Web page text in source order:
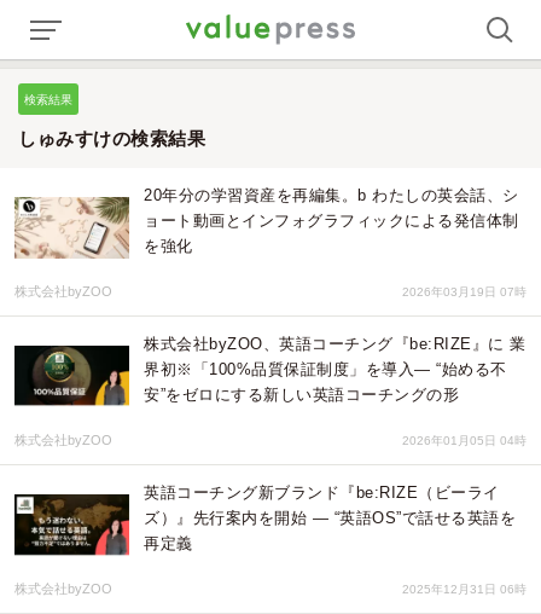
検索結果
しゅみすけの検索結果
20年分の学習資産を再編集。b わたしの英会話、シ
ョート動画とインフォグラフィックによる発信体制
を強化
株式会社byZOO 2026年03月19日 07時
株式会社byZOO、英語コーチング『be:RIZE』に 業
界初※「100%品質保証制度」を導入― “始める不
安”をゼロにする新しい英語コーチングの形
株式会社byZOO 2026年01月05日 04時
英語コーチング新ブランド『be:RIZE（ビーライ
ズ）』先行案内を開始 ― “英語OS”で話せる英語を
再定義
株式会社byZOO 2025年12月31日 06時